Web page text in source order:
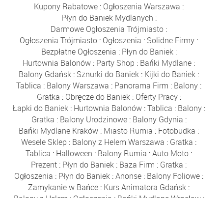
Kupony Rabatowe : Ogłoszenia Warszawa :
Płyn do Baniek Mydlanych :
Darmowe Ogłoszenia Trójmiasto :
Ogłoszenia Trójmiasto : Ogłoszenia : Solidne Firmy :
Bezpłatne Ogłoszenia : Płyn do Baniek:
Hurtownia Balonów : Party Shop : Bańki Mydlane :
Balony Gdańsk : Sznurki do Baniek : Kijki do Baniek :
Tablica : Balony Warszawa : Panorama Firm : Balony :
Gratka : Obręcze do Baniek: Oferty Pracy:
Łapki do Baniek: Hurtownia Balonów:Tablica : Balony:
Gratka : Balony Urodzinowe: Balony Gdynia :
Bańki Mydlane Kraków : Miasto Rumia : Fotobudka :
Wesele Sklep : Balony z Helem Warszawa : Gratka :
Tablica : Halloween : Balony Rumia :Auto Moto :
Prezent : Płyn do Baniek : Baza Firm : Gratka :
Ogłoszenia : Płyn do Baniek :Anonse : Balony Foliowe :
Zamykanie w Bańce : Kurs Animatora Gdańsk :